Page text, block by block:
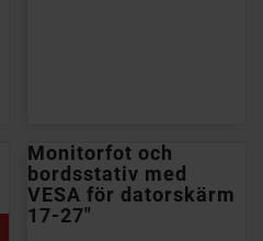
Monitorfot och
bordsstativ med
VESA för datorskärm
17-27"